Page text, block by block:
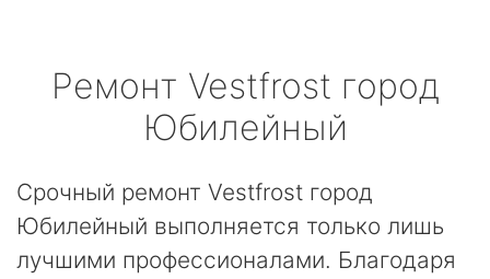
Ремонт Vestfrost город
Юбилейный
Срочный ремонт Vestfrost город
Юбилейный выполняется только лишь
лучшими профессионалами. Благодаря